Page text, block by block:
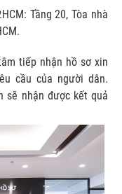
Tầng 20, Tòa nhà
tiếp nhận hồ sơ xin
cầu của người dân.
sẽ nhận được kết quả